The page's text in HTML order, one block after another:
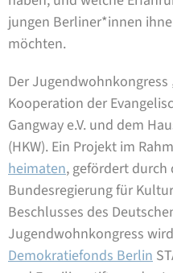
jungen Berliner*innen
möchten.
Der
Kooperation der
Gangway e.V. und dem
(HKW). Ein Projekt im
heimaten, gefördert
Bundesregierung für
Beschlusses des
Jugendwohnkongress
Demokratiefonds Berlin